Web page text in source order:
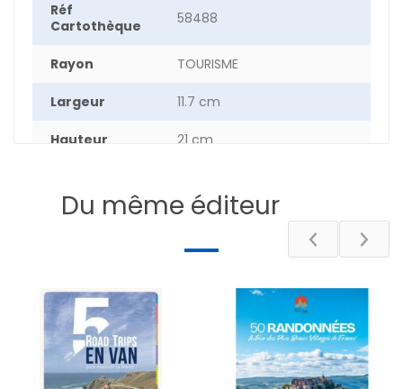
Réf
Cartothèque
58488
Rayon TOURISME
Largeur 11.7 cm
Hauteur 21 cm
Poids 11.2 g
DESCRIPTIF
Du même éditeur